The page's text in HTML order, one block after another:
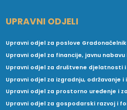
UPRAVNI ODJELI
Upravni odjel za poslove
Upravni odjel za financije, javnu
Upravni odjel za društvene djelatnosti
Upravni odjel za izgradnju, održavanje
Upravni odjel za prostorno uređenje i
Upravni odjel za gospodarski razvoj i